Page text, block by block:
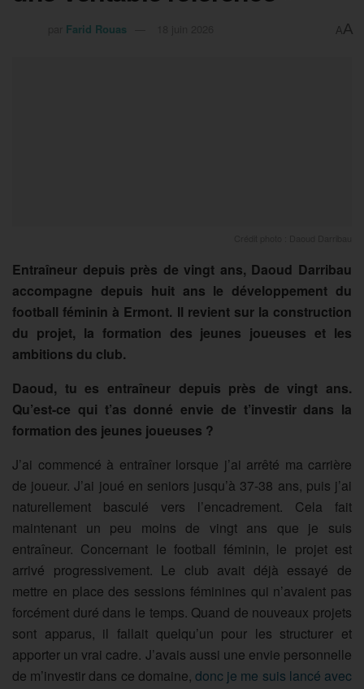
Farid Rouas AA
Entraîneur depuis près de vingt ans, Daoud Darribau
accompagne depuis huit ans le développement du
football féminin à Ermont. Il revient sur la construction
du projet, la formation des jeunes joueuses et les
ambitions du club.
Daoud, tu es entraîneur depuis près de vingt ans.
Qu’est-ce qui t’as donné envie de t’investir dans la
formation des jeunes joueuses ?
J’ai commencé à entraîner lorsque j’ai arrêté ma carrière
de joueur. J’ai joué en seniors jusqu’à 37-38 ans, puis j’ai
naturellement basculé vers l’encadrement. Cela fait
maintenant un peu moins de vingt ans que je suis
entraîneur. Concernant le football féminin, le projet est
arrivé progressivement. Le club avait déjà essayé de
mettre en place des sessions féminines qui n’avaient pas
forcément duré dans le temps. Quand de nouveaux projets
sont apparus, il fallait quelqu’un pour les structurer et
apporter un vrai cadre. J’avais aussi une envie personnelle
de m’investir dans ce domaine, donc je me suis lancé avec